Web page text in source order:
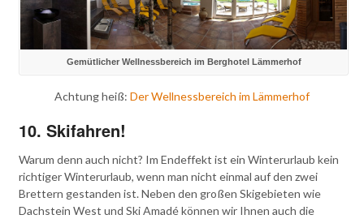
Gemütlicher Wellnessbereich im Berghotel Lämmerhof
Achtung heiß: Der Wellnessbereich im Lämmerhof
10. Skifahren!
Warum denn auch nicht? Im Endeffekt ist ein Winterurlaub kein
richtiger Winterurlaub, wenn man nicht einmal auf den zwei
Brettern gestanden ist. Neben den großen Skigebieten wie
Dachstein West und Ski Amadé können wir Ihnen auch die